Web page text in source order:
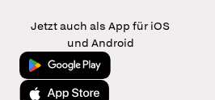
Jetzt auch als App für iOS
und Android
Jetzt bei Google Play
Laden im App Store